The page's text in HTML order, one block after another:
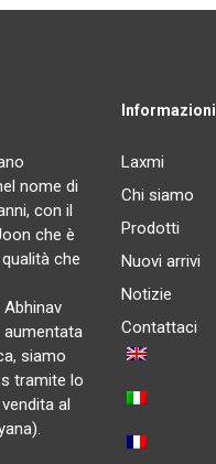
nome di
con il
che è
che
siamo
tramite lo
al
Informazioni
Laxmi
Chi siamo
Prodotti
Nuovi arrivi
Notizie
Contattaci